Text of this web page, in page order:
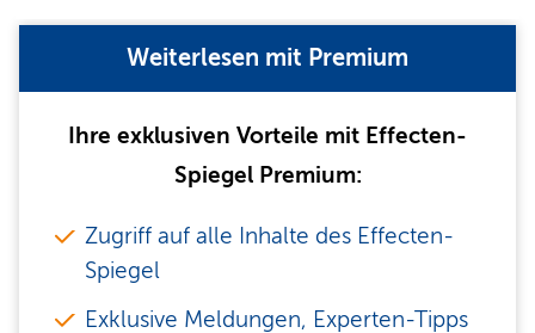
Weiterlesen mit Premium
Ihre exklusiven Vorteile mit Effecten-
Spiegel Premium:
Zugriff auf alle Inhalte des Effecten-
Spiegel
Exklusive Meldungen, Experten-Tipps